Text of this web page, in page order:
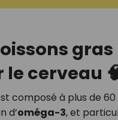
cerveau
composé à plus de 60
d’oméga-3, et